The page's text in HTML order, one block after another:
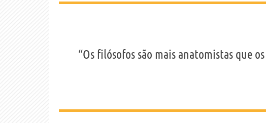
“Os filósofos são mais anatomistas que